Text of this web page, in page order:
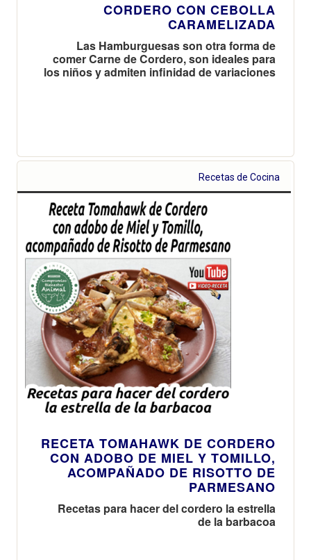
CORDERO CON CEBOLLA
CARAMELIZADA
Las Hamburguesas son otra forma de
comer Carne de Cordero, son ideales para
los niños y admiten infinidad de variaciones
Recetas de Cocina
RECETA TOMAHAWK DE CORDERO
CON ADOBO DE MIEL Y TOMILLO,
ACOMPAÑADO DE RISOTTO DE
PARMESANO
Recetas para hacer del cordero la estrella
de la barbacoa